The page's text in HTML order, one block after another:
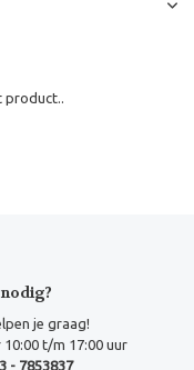
product..
je graag!
t/m 17:00 uur
- 7853837